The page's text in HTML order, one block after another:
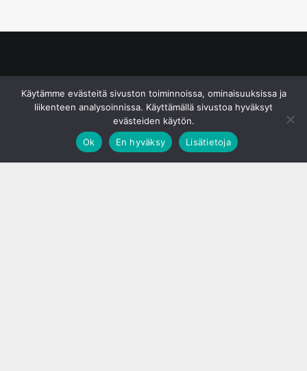
Käytämme evästeitä sivuston toiminnoissa, ominaisuuksissa ja
liikenteen analysoinnissa. Käyttämällä sivustoa hyväksyt
evästeiden käytön.
Ok
En hyväksy Lisätietoja